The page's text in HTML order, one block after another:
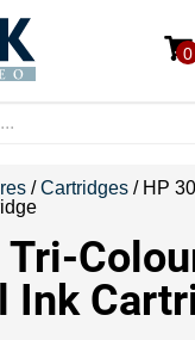
0
/Cartridges / HP
Tri-
Ink